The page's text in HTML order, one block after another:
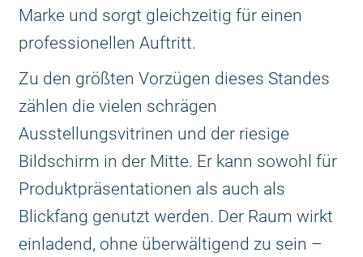
Marke und sorgt gleichzeitig für einen
professionellen Auftritt.
Zu den größten Vorzügen dieses Standes
zählen die vielen schrägen
Ausstellungsvitrinen und der riesige
Bildschirm in der Mitte. Er kann sowohl für
Produktpräsentationen als auch als
Blickfang genutzt werden. Der Raum wirkt
einladend, ohne überwältigend zu sein –